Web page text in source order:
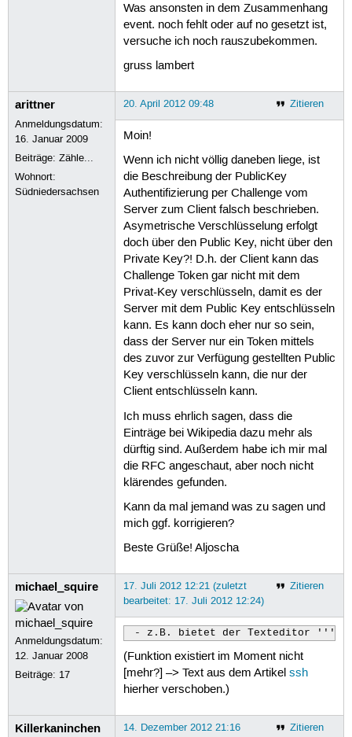
Was ansonsten in dem Zusammenhang
event. noch fehlt oder auf no gesetzt ist,
versuche ich noch rauszubekommen.
gruss lambert
arittner
Anmeldungsdatum:
16. Januar 2009
Beiträge:Zähle...
Wohnort:
Südniedersachsen
Zitieren
20. April 2012 09:48
Moin!
Wenn ich nicht völlig daneben liege, ist
die Beschreibung der PublicKey
Authentifizierung per Challenge vom
Server zum Client falsch beschrieben.
Asymetrische Verschlüsselung erfolgt
doch über den Public Key, nicht über den
Private Key?! D.h. der Client kann das
Challenge Token gar nicht mit dem
Privat-Key verschlüsseln, damit es der
Server mit dem Public Key entschlüsseln
kann. Es kann doch eher nur so sein,
dass der Server nur ein Token mittels
des zuvor zur Verfügung gestellten Public
Key verschlüsseln kann, die nur der
Client entschlüsseln kann.
Ich muss ehrlich sagen, dass die
Einträge bei Wikipedia dazu mehr als
dürftig sind. Außerdem habe ich mir mal
die RFC angeschaut, aber noch nicht
klärendes gefunden.
Kann da mal jemand was zu sagen und
mich ggf. korrigieren?
Beste Grüße! Aljoscha
michael_squire
Anmeldungsdatum:
12. Januar 2008
Beiträge: 17
Zitieren
17. Juli 2012 12:21 (zuletzt
bearbeitet: 17. Juli 2012 12:24)
- z.B. bietet der Texteditor
(Funktion existiert im Moment nicht
[mehr?] –> Text aus dem Artikel ssh
hierher verschoben.)
Killerkaninchen Zitieren
14. Dezember 2012 21:16